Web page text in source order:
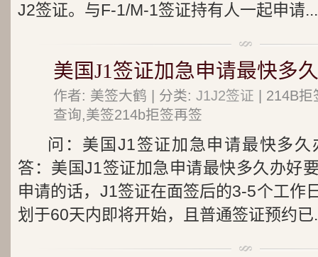
J2签证。与F-1/M-1签证持有人一起申请...
美国J1签证加急申请最快多
作者: 美签大鹤 | 分类: J1J2签证 | 214B
查询,美签214b拒签再签
问：美国J1签证加急申请最快多
答：美国J1签证加急申请最快多久办好
申请的话，J1签证在面签后的3-5个工作
划于60天内即将开始，且普通签证预约已